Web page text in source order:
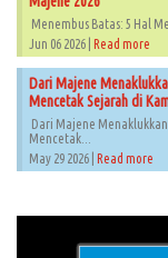
Menembus Batas: 5 Hal
Jun 06 2026 | Read more
Dari Majene
Mencetak Sejarah di
Dari Majene
Mencetak...
May 29 2026 | Read more